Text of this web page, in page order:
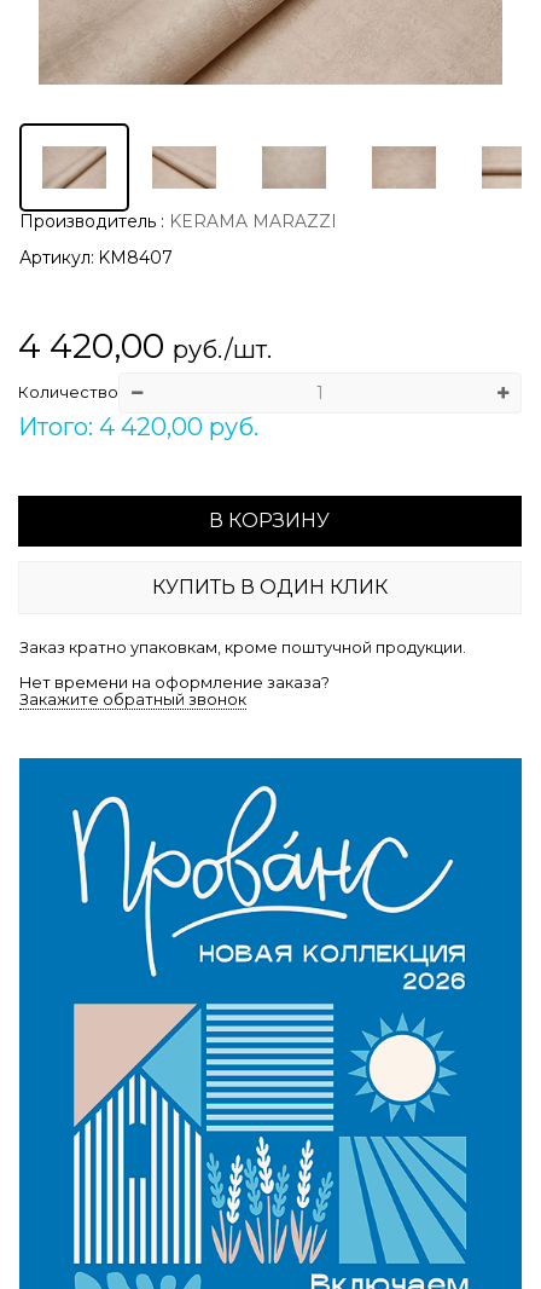
Производитель : KERAMA MARAZZI
Артикул: KM8407
4 420,00 руб./шт.
Количество
Итого: 4 420,00 руб.
В КОРЗИНУ
КУПИТЬ В ОДИН КЛИК
Заказ кратно упаковкам, кроме поштучной продукции.
Нет времени на оформление заказа?
Закажите обратный звонок